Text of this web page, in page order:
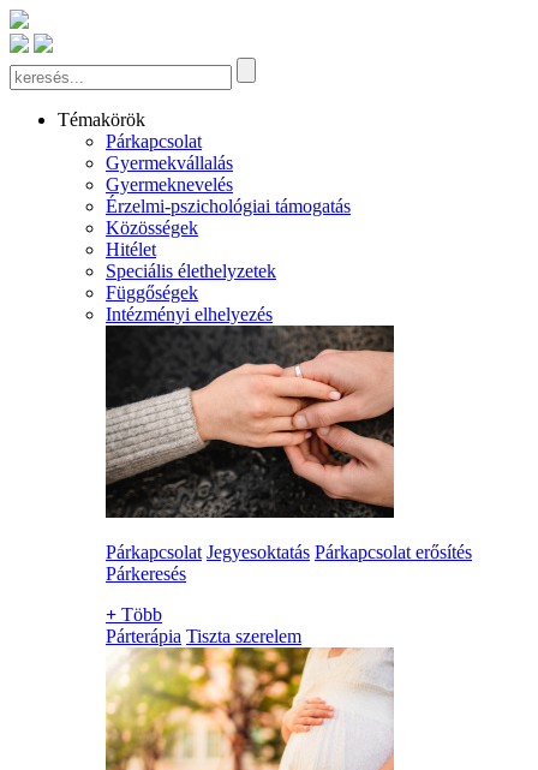
Témakörök
Párkapcsolat
Gyermekvállalás
Gyermeknevelés
Érzelmi-pszichológiai támogatás
Közösségek
Hitélet
Speciális élethelyzetek
Függőségek
Intézményi elhelyezés
Párkapcsolat Jegyesoktatás Párkapcsolat erősítés
Párkeresés
+ Több
Párterápia Tiszta szerelem